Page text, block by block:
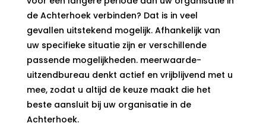
de Achterhoek verbinden? Dat is in veel
gevallen uitstekend mogelijk. Afhankelijk van
uw specifieke situatie zijn er verschillende
passende mogelijkheden. meerwaarde-
uitzendbureau denkt actief en vrijblijvend met u
mee, zodat u altijd de keuze maakt die het
beste aansluit bij uw organisatie in de
Achterhoek.